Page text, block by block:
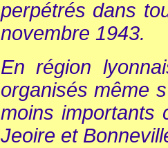
perpétrés dans
novembre 1943.
En région
organisés même
moins importants
Jeoire et